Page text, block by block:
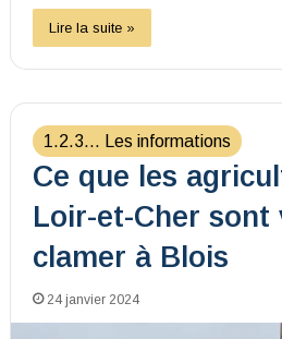
Lire la suite »
1.2.3... Les informations
Ce que les
Loir-et-Cher sont
clamer à Blois
24 janvier 2024